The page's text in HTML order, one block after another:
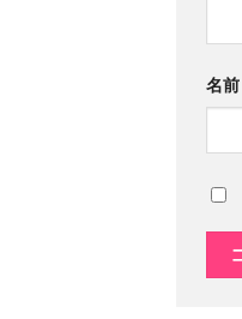
名前